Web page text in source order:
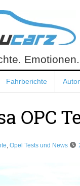
Emotionen.
Fahrberichte
OPC
Opel Tests und News